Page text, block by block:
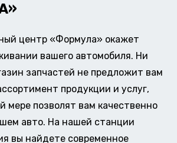
центр «Формула» окажет
вашего автомобиля. Ни
запчастей не предложит вам
продукции и услуг,
мере позволят вам качественно
авто. На нашей станции
вы найдете современное